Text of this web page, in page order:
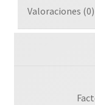
500
Valoraciones (0)